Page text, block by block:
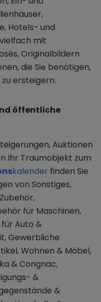
Hotels- und
mit
Originalbildern
die Sie benötigen,
ersteigern.
öffentliche
Auktionen
Ihr Traumobjekt zum
kalender finden Sie
von Sonstiges,
für Maschinen,
Auto &
Gewerbliche
Wohnen & Möbel,
& Congnac,
&
&